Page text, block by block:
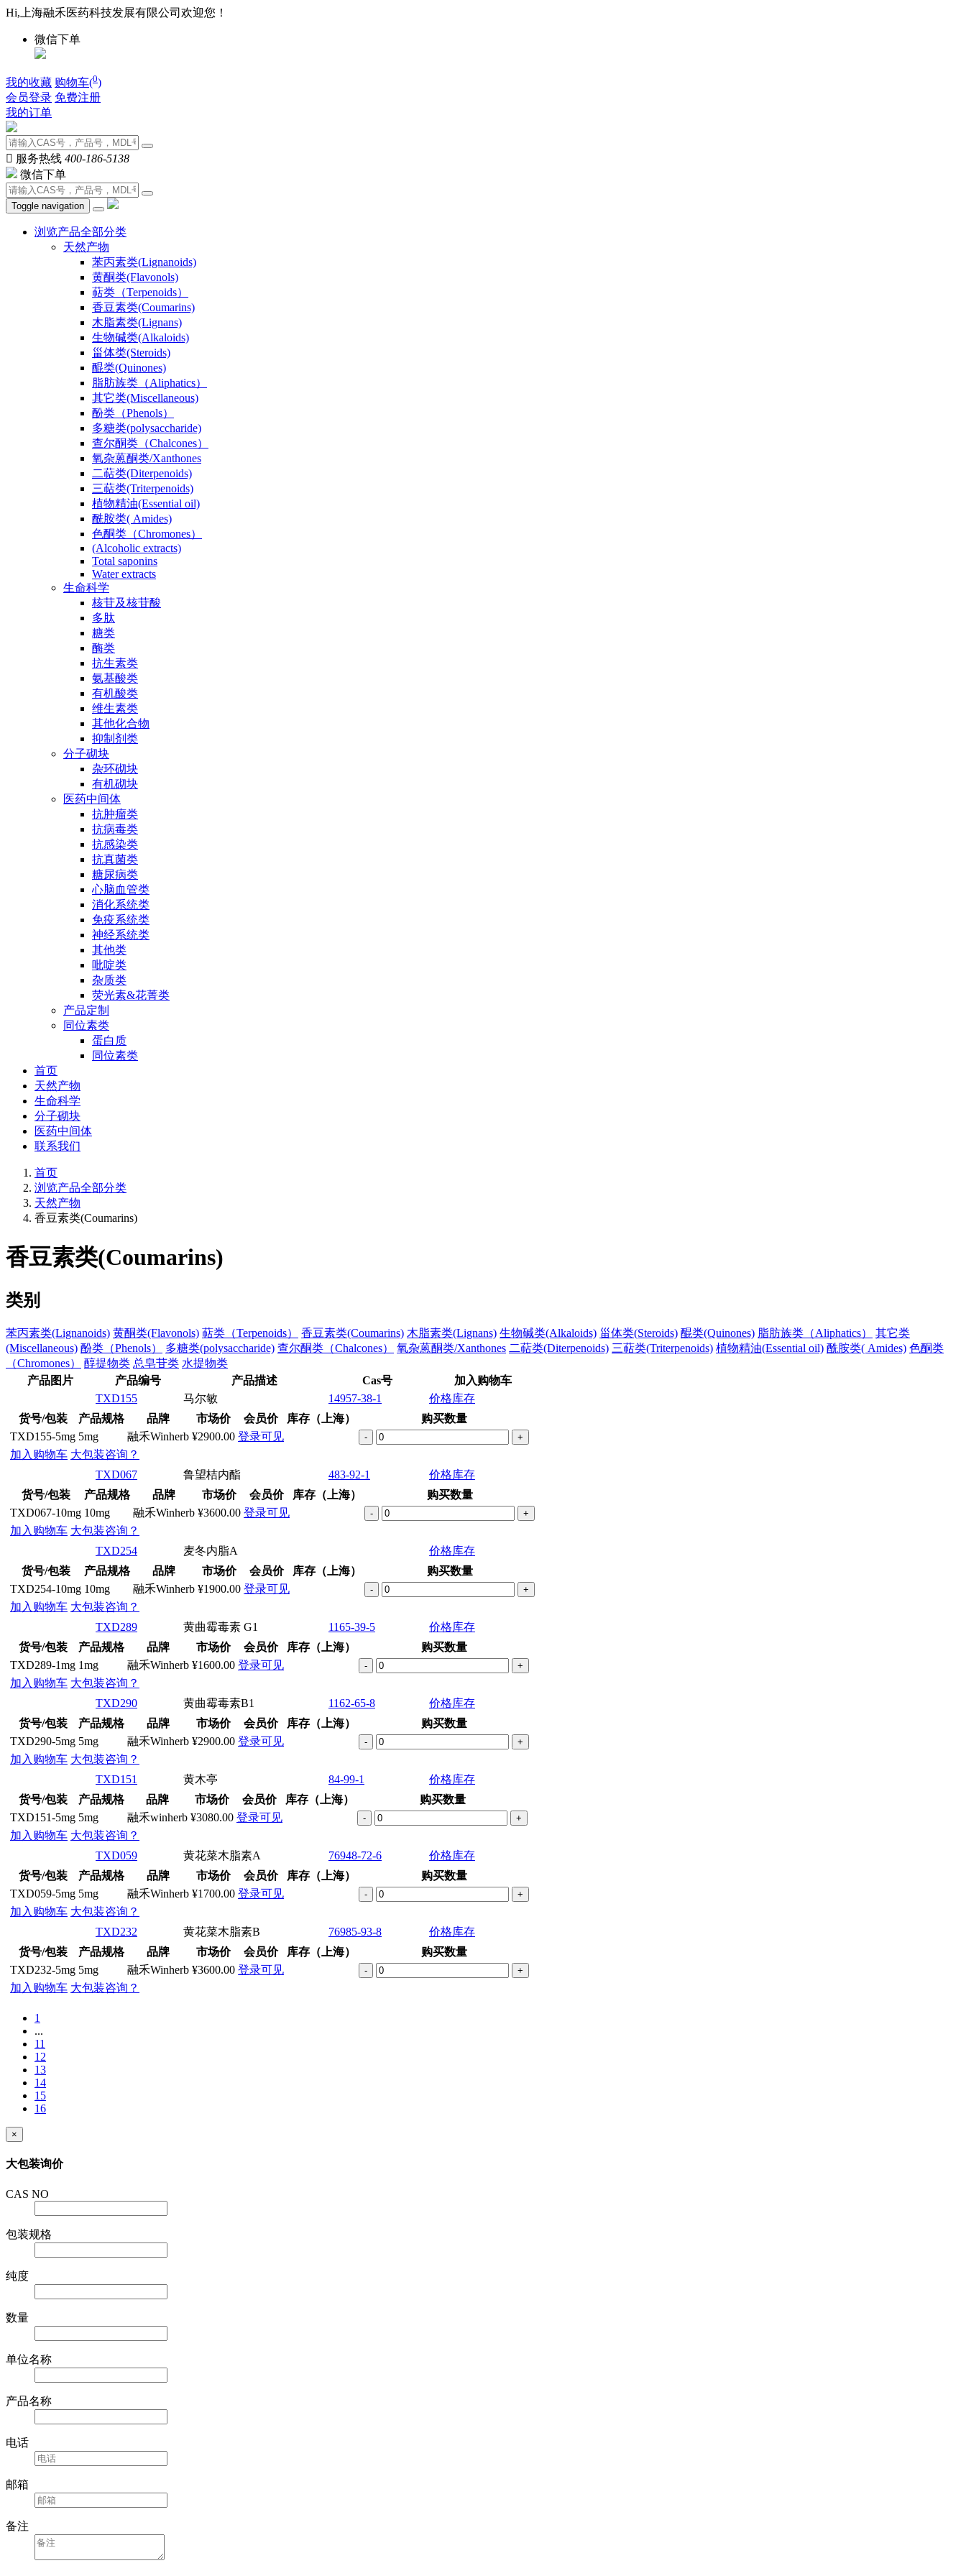
Hi,上海融禾医药科技发展有限公司欢迎您！
微信下单
我的收藏 购物车(0)
会员登录 免费注册
我的订单
 服务热线 400-186-5138
微信下单
Toggle navigation
浏览产品全部分类
天然产物
苯丙素类(Lignanoids)
黄酮类(Flavonols)
萜类（Terpenoids）
香豆素类(Coumarins)
木脂素类(Lignans)
生物碱类(Alkaloids)
甾体类(Steroids)
醌类(Quinones)
脂肪族类（Aliphatics）
其它类(Miscellaneous)
酚类（Phenols）
多糖类(polysaccharide)
查尔酮类（Chalcones）
氧杂蒽酮类/Xanthones
二萜类(Diterpenoids)
三萜类(Triterpenoids)
植物精油(Essential oil)
酰胺类( Amides)
色酮类（Chromones）
(Alcoholic extracts)
Total saponins
Water extracts
生命科学
核苷及核苷酸
多肽
糖类
酶类
抗生素类
氨基酸类
有机酸类
维生素类
其他化合物
抑制剂类
分子砌块
杂环砌块
有机砌块
医药中间体
抗肿瘤类
抗病毒类
抗感染类
抗真菌类
糖尿病类
心脑血管类
消化系统类
免疫系统类
神经系统类
其他类
吡啶类
杂质类
荧光素&花菁类
产品定制
同位素类
蛋白质
同位素类
首页
天然产物
生命科学
分子砌块
医药中间体
联系我们
首页
浏览产品全部分类
天然产物
香豆素类(Coumarins)
香豆素类(Coumarins)
类别
苯丙素类(Lignanoids) 黄酮类(Flavonols) 萜类（Terpenoids） 香豆素类(Coumarins) 木脂素类(Lignans) 生物碱类(Alkaloids) 甾体类(Steroids) 醌类(Quinones) 脂肪族类（Aliphatics）
其它类
(Miscellaneous) 酚类（Phenols） 多糖类(polysaccharide) 查尔酮类（Chalcones） 氧杂蒽酮类/Xanthones 二萜类(Diterpenoids) 三萜类(Triterpenoids) 植物精油(Essential oil) 酰胺类( Amides) 色酮类
（Chromones）
醇提物类 总皂苷类 水提物类
产品图片
产品编号 产品描述 Cas号
加入购物车
TXD155
马尔敏 14957-38-1
价格库存
货号/包装
产品规格 品牌 市场价 会员价 库存（上海）
购买数量
TXD155-5mg 5mg 融禾Winherb ¥2900.00 登录可见 - +
加入购物车 大包装咨询？
TXD067
鲁望桔内酯 483-92-1
价格库存
货号/包装
产品规格 品牌 市场价 会员价 库存（上海）
购买数量
TXD067-10mg 10mg 融禾Winherb ¥3600.00 登录可见 - +
加入购物车 大包装咨询？
TXD254
麦冬内脂A
价格库存
货号/包装
产品规格 品牌 市场价 会员价 库存（上海）
购买数量
TXD254-10mg 10mg 融禾Winherb ¥1900.00 登录可见 - +
加入购物车 大包装咨询？
TXD289
黄曲霉毒素 G1 1165-39-5
价格库存
货号/包装
产品规格 品牌 市场价 会员价 库存（上海）
购买数量
TXD289-1mg 1mg 融禾Winherb ¥1600.00 登录可见 - +
加入购物车 大包装咨询？
TXD290
黄曲霉毒素B1 1162-65-8
价格库存
货号/包装
产品规格 品牌 市场价 会员价 库存（上海）
购买数量
TXD290-5mg 5mg 融禾Winherb ¥2900.00 登录可见 - +
加入购物车 大包装咨询？
TXD151
黄木亭 84-99-1
价格库存
货号/包装
产品规格 品牌 市场价 会员价 库存（上海）
购买数量
TXD151-5mg 5mg 融禾winherb ¥3080.00 登录可见 - +
加入购物车 大包装咨询？
TXD059
黄花菜木脂素A 76948-72-6
价格库存
货号/包装
产品规格 品牌 市场价 会员价 库存（上海）
购买数量
TXD059-5mg 5mg 融禾Winherb ¥1700.00 登录可见 - +
加入购物车 大包装咨询？
TXD232
黄花菜木脂素B 76985-93-8
价格库存
货号/包装
产品规格 品牌 市场价 会员价 库存（上海）
购买数量
TXD232-5mg 5mg 融禾Winherb ¥3600.00 登录可见 - +
加入购物车 大包装咨询？
1
...
11
12
13
14
15
16
×
大包装询价
CAS NO
包装规格
纯度
数量
单位名称
产品名称
电话
邮箱
备注